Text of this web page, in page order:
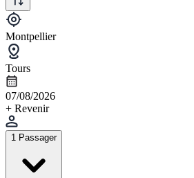
Montpellier
Tours
07/08/2026
+ Revenir
1 Passager